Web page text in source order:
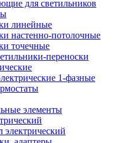
для светильников
линейные
настенно-потолочные
точечные
переноски
1-фазные
элементы